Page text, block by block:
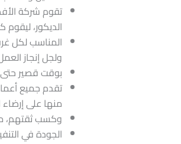
تقوم شركة
الديكور،
المناسب لكل
ولجل إنجاز
بوقت قصير حتى
تقدم جميع
منها على إرضاء
وكسب ثقتهم،
الجودة في